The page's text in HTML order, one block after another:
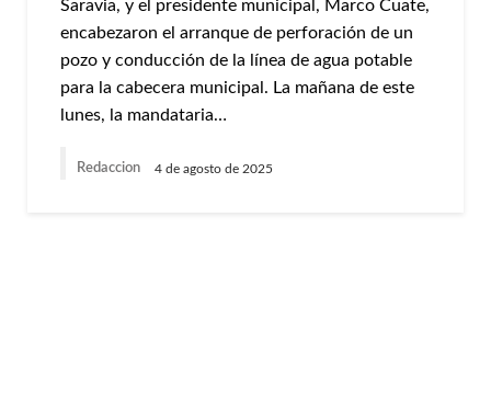
Saravia, y el presidente municipal, Marco Cuate,
encabezaron el arranque de perforación de un
pozo y conducción de la línea de agua potable
para la cabecera municipal. La mañana de este
lunes, la mandataria…
Redaccion 4 de agosto de 2025